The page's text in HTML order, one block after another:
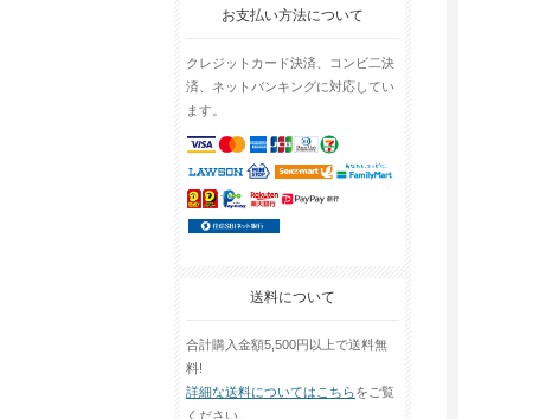
お支払い方法について
クレジットカード決済、コンビ二決
済、ネットバンキングに対応してい
ます。
送料について
合計購入金額5,500円以上で送料無
料!
詳細な送料についてはこちらをご覧
ください。